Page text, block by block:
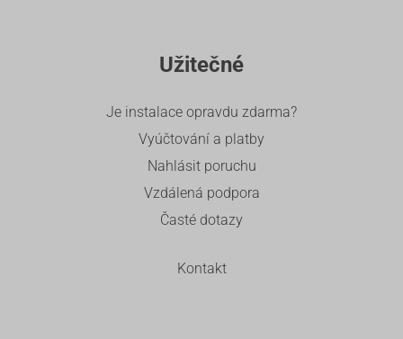
Užitečné
Je instalace opravdu zdarma?
Vyúčtování a platby
Nahlásit poruchu
Vzdálená podpora
Časté dotazy
Kontakt